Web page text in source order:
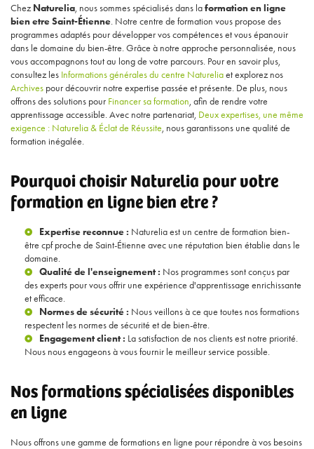
ChezNaturelia, nous sommes spécialisés dans laformation en ligne
bien etre Saint-Étienne. Notre centre de formation vous propose des
programmes adaptés pour développer vos compétences et vous épanouir
dans le domaine du bien-être. Grâce à notre approche personnalisée, nous
vous accompagnons tout au long de votre parcours. Pour en savoir plus,
consultez les Informations générales du centre Natureliaet explorez nos
Archives pour découvrir notre expertise passée et présente. De plus, nous
offrons des solutions pour Financer sa formation, afin de rendre votre
apprentissage accessible. Avec notre partenariat, Deux expertises, une même
exigence : Naturelia & Éclat de Réussite, nous garantissons une qualité de
formation inégalée.
Pourquoi choisir Naturelia pour votre
formation en ligne bien etre ?
Expertise reconnue : Naturelia est un centre de formation bien-
être cpf proche de Saint-Étienne avec une réputation bien établie dans le
domaine.
Qualité de l'enseignement : Nos programmes sont conçus par
des experts pour vous offrir une expérience d'apprentissage enrichissante
et efficace.
Normes de sécurité : Nous veillons à ce que toutes nos formations
respectent les normes de sécurité et de bien-être.
Engagement client : La satisfaction de nos clients est notre priorité.
Nous nous engageons à vous fournir le meilleur service possible.
Nos formations spécialisées disponibles
en ligne
Nous offrons une gamme de formations en ligne pour répondre à vos besoins